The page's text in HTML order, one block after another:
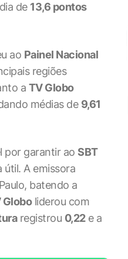
de 13,6 pontos
ao Painel Nacional
regiões
a TV Globo
médias de 9,61
por garantir ao SBT
útil. A emissora
batendo a
Globoliderou com
registrou 0,22e a